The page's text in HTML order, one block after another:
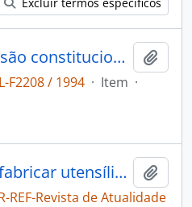
A Amazônia e a revisão constitucional
F2208 / 1994 · Item ·
A arte yanoama de fabricar utensílios [Revista de Atualidade Indigena]
REF-Revista de Atualidade